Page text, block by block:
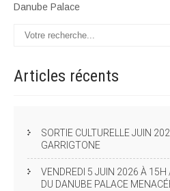
Danube Palace
Articles récents
SORTIE CULTURELLE JUIN
GARRIGTONE
VENDREDI 5 JUIN 2026 À 15H
DU DANUBE PALACE